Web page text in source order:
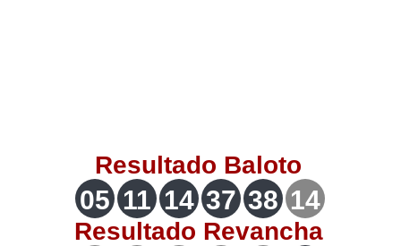
Lotería del Quindio
Lotería de Bogotá
Resultado Baloto
05 11 14 37 38 14
Resultado Revancha